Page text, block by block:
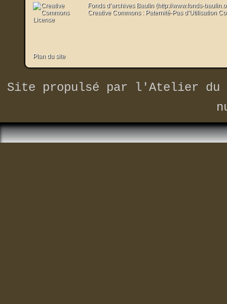
Fonds d’archives Baulin (http://www.fonds-
Creative Commons : Paternité-Pas d’Utilisation
Plan du site
Site propulsé par
l'Atelier du